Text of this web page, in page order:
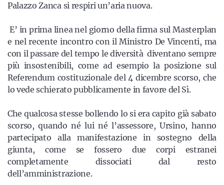
Palazzo Zanca si respiri un’aria nuova.
E’ in prima linea nel giorno della firma sul Masterplan
e nel recente incontro con il Ministro De Vincenti, ma
con il passare del tempo le diversità diventano sempre
più insostenibili, come ad esempio la posizione sul
Referendum costituzionale del 4 dicembre scorso, che
lo vede schierato pubblicamente in favore del Sì.
Che qualcosa stesse bollendo lo si era capito già sabato
scorso, quando né lui né l’assessore, Ursino, hanno
partecipato alla manifestazione in sostegno della
giunta, come se fossero due corpi estranei
completamente dissociati dal resto
dell’amministrazione.